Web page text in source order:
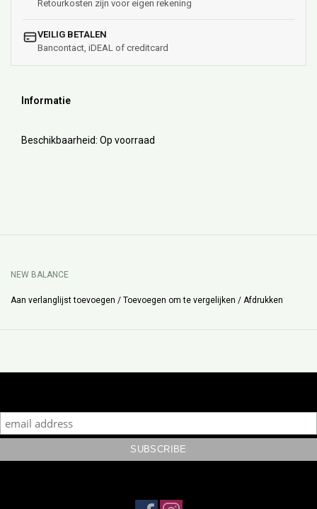
Retourkosten zijn voor eigen rekening
VEILIG BETALEN
Bancontact, iDEAL of creditcard
Informatie
Beschikbaarheid: Op voorraad
NEW BALANCE
Aan verlanglijst toevoegen / Toevoegen om te vergelijken / Afdrukken